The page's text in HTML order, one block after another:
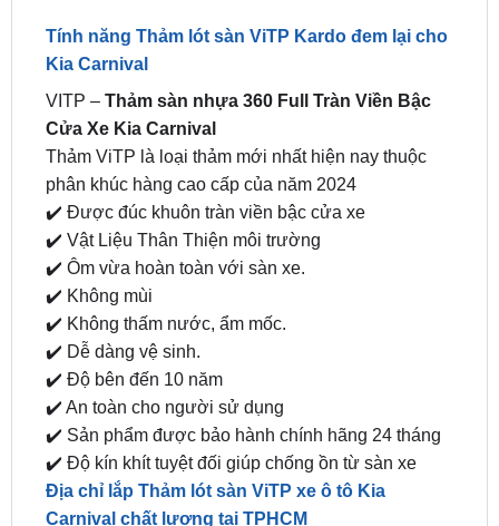
VITP –Thảm sàn nhựa 360 Full Tràn Viền Bậc
Cửa Xe Kia Carnival
Thảm ViTP là loại thảm mới nhất hiện nay thuộc
phân khúc hàng cao cấp của năm 2024
✔️ Được đúc khuôn tràn viền bậc cửa xe
✔️ Vật Liệu Thân Thiện môi trường
✔️ Ôm vừa hoàn toàn với sàn xe.
✔️ Không mùi
✔️ Không thấm nước, ẩm mốc.
✔️ Dễ dàng vệ sinh.
✔️ Độ bên đến 10 năm
✔️ An toàn cho người sử dụng
✔️ Sản phẩm được bảo hành chính hãng 24 tháng
✔️ Độ kín khít tuyệt đối giúp chống ồn từ sàn xe
Địa chỉ lắp Thảm lót sàn ViTP xe ô tô Kia
Carnival chất lượng tại TPHCM